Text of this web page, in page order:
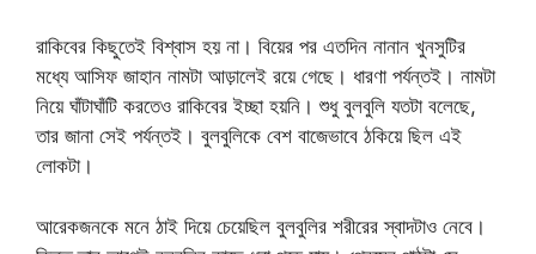
রাকিবের কিছুতেই বিশ্বাস হয় না। বিয়ের পর এতদিন নানান খুনসুটির
মধ্যে আসিফ জাহান নামটা আড়ালেই রয়ে গেছে। ধারণা পর্যন্তই। নামটা
নিয়ে ঘাঁটাঘাঁটি করতেও রাকিবের ইচ্ছা হয়নি। শুধু বুলবুলি যতটা বলেছে,
তার জানা সেই পর্যন্তই। বুলবুলিকে বেশ বাজেভাবে ঠকিয়ে ছিল এই
লোকটা।
আরেকজনকে মনে ঠাই দিয়ে চেয়েছিল বুলবুলির শরীরের স্বাদটাও নেবে।